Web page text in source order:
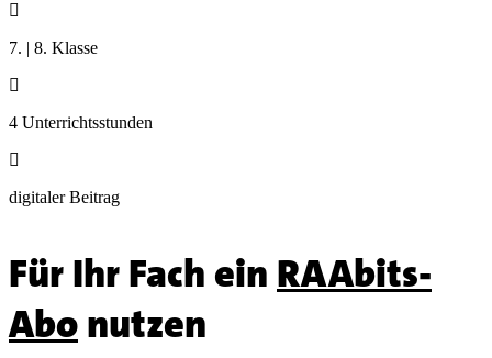

7. | 8. Klasse

4 Unterrichtsstunden

digitaler Beitrag
Für Ihr Fach ein RAAbits-
Abonutzen